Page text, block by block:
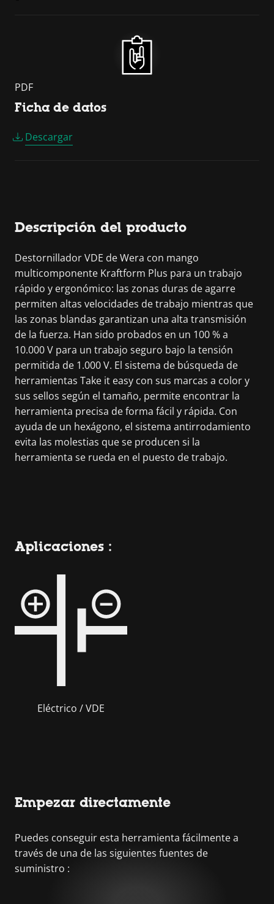
PDF
Ficha de datos
Descargar
Descripción del producto
Destornillador VDE de Wera con mango
multicomponente Kraftform Plus para un trabajo
rápido y ergonómico: las zonas duras de agarre
permiten altas velocidades de trabajo mientras que
las zonas blandas garantizan una alta transmisión
de la fuerza. Han sido probados en un 100 % a
10.000 V para un trabajo seguro bajo la tensión
permitida de 1.000 V. El sistema de búsqueda de
herramientas Take it easy con sus marcas a color y
sus sellos según el tamaño, permite encontrar la
herramienta precisa de forma fácil y rápida. Con
ayuda de un hexágono, el sistema antirrodamiento
evita las molestias que se producen si la
herramienta se rueda en el puesto de trabajo.
Aplicaciones :
Eléctrico / VDE
Empezar directamente
Puedes conseguir esta herramienta fácilmente a
través de una de las siguientes fuentes de
suministro :